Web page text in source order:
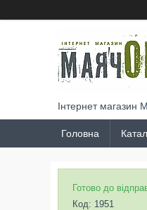
Інтернет магазин
Головна
Готово до
Код: 1951